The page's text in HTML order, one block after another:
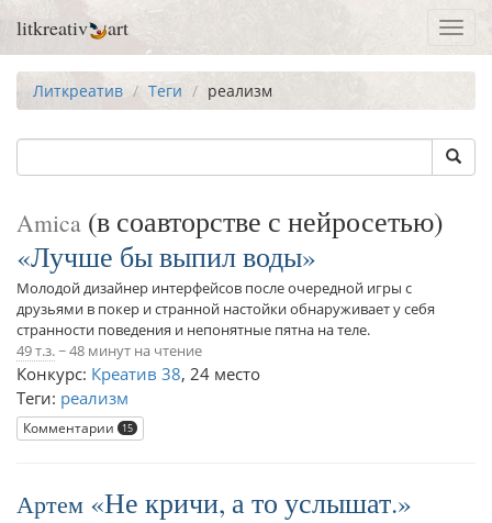
litkreativ art
Литкреатив Теги реализм
Amica (в соавторстве с нейросетью)
Лучше бы выпил воды
Молодой дизайнер интерфейсов после очередной игры с
друзьями в покер и странной настойки обнаруживает у себя
странности поведения и непонятные пятна на теле.
49 т.з.~ 48 минут на чтение
Конкурс: Креатив 38, 24 место
Теги: реализм
Комментарии 15
Артем Не кричи, а то услышат.